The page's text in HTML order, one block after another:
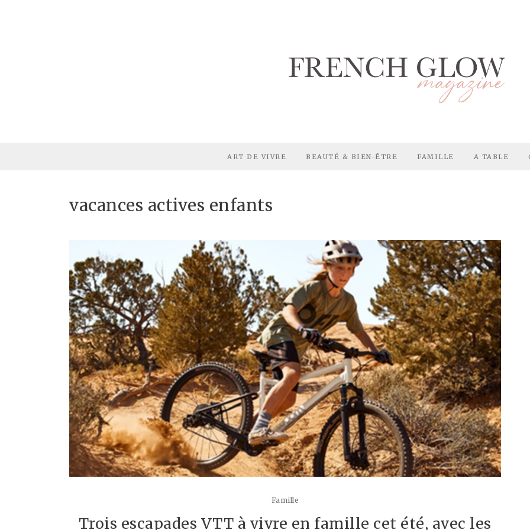
ART DE VIVRE BEAUTÉ & BIEN-ÊTRE FAMILLE A TABLE
vacances actives enfants
Famille
Trois escapades VTT à vivre en famille cet été, avec les